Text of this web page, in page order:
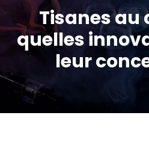
Tisanes au
quelles
leur